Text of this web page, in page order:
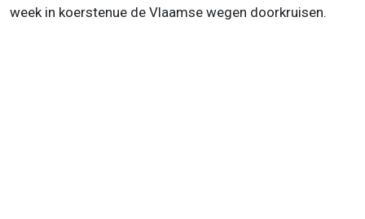
week in koerstenue de Vlaamse wegen doorkruisen.